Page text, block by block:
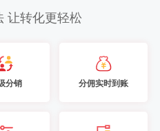
让转化更轻松
分销 分佣实时到账